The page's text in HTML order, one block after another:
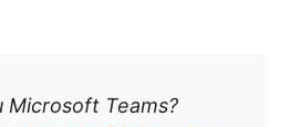
Microsoft Teams?